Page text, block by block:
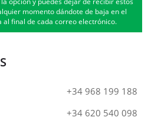
momento dándote de baja en el
al final de cada correo electrónico.
+34 968 199 188
+34 620 540 098